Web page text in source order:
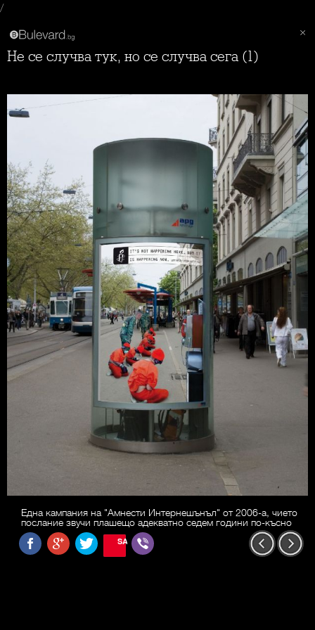
/
Не се случва тук, но се случва сега (1)
Една кампания на "Амнести Интернешънъл" от 2006-а, чието
послание звучи плашещо адекватно седем години по-късно
SAVE